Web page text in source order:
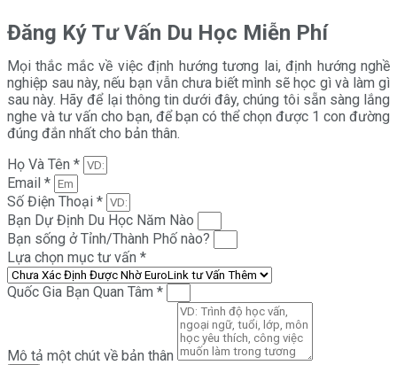
Đăng Ký Tư Vấn Du Học Miễn Phí
Mọi thắc mắc về việc định hướng tương lai, định hướng nghề
nghiệp sau này, nếu bạn vẫn chưa biết mình sẽ học gì và làm gì
sau này. Hãy để lại thông tin dưới đây, chúng tôi sẵn sàng lắng
nghe và tư vấn cho bạn, để bạn có thể chọn được 1 con đường
đúng đắn nhất cho bản thân.
Họ Và Tên *
Email *
Số Điện Thoại *
Bạn Dự Định Du Học Năm Nào
Bạn sống ở Tỉnh/Thành Phố nào?
Lựa chọn mục tư vấn *
Quốc Gia Bạn Quan Tâm *
Mô tả một chút về bản thân